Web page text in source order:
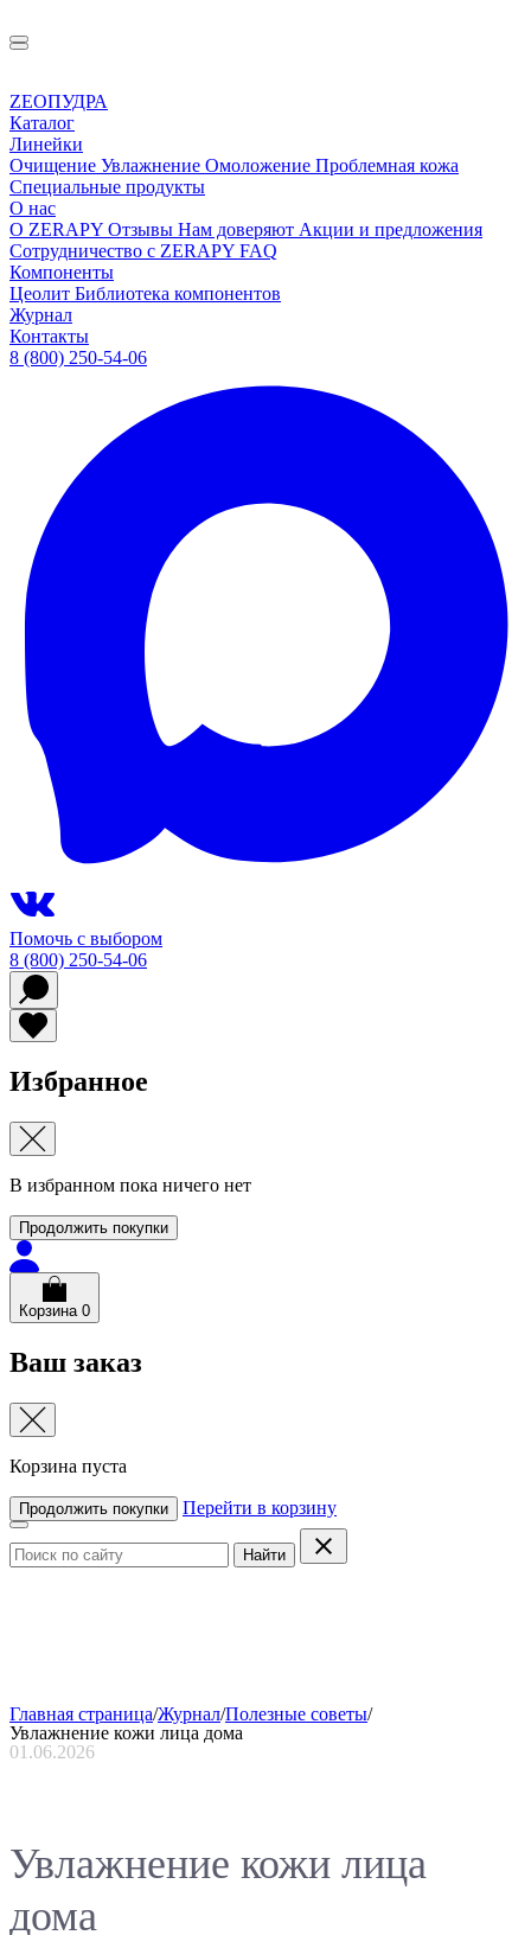
ZEOПУДРА
Каталог
Линейки
Очищение Увлажнение Омоложение Проблемная кожа
Специальные продукты
О нас
О ZERAPY Отзывы Нам доверяют Акции и предложения
Сотрудничество с ZERAPY FAQ
Компоненты
Цеолит Библиотека компонентов
Журнал
Контакты
8 (800) 250-54-06
Помочь с выбором
8 (800) 250-54-06
Избранное
В избранном пока ничего нет
Продолжить покупки
Корзина 0
Ваш заказ
Корзина пуста
Продолжить покупки Перейти в корзину
Найти
Главная страница/Журнал/Полезные советы/
Увлажнение кожи лица дома
01.06.2026
Увлажнение кожи лица
дома